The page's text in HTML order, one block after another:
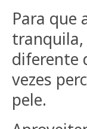
Para que
tranquila,
diferente
vezes
pele.